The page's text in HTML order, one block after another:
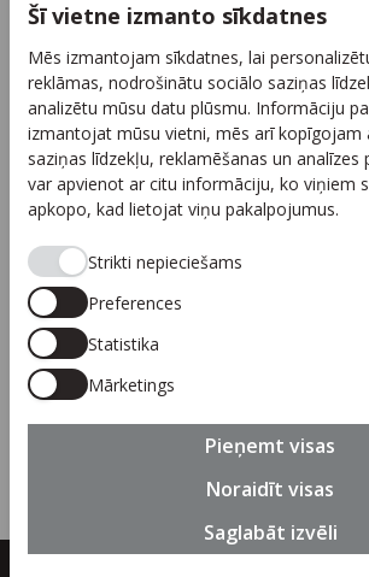
Šī vietne izmanto sīkdatnes
Mēs izmantojam sīkdatnes, lai
reklāmas, nodrošinātu sociālo saziņas
analizētu mūsu datu plūsmu. Informāciju
izmantojat mūsu vietni, mēs arī kopīgojam
saziņas līdzekļu, reklamēšanas un
var apvienot ar citu informāciju, ko viņiem
apkopo, kad lietojat viņu pakalpojumus.
Strikti nepieciešams
Preferences
Statistika
Mārketings
Saglabāt izvēli
Noraidīt visas
Pieņemt visas
Reklāma
Arhīvs
Sadarbība
Autortiesības
Privātuma politika
Piesakies jaunumiem